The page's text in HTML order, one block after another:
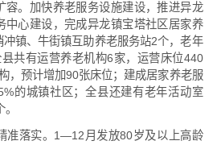
容。加快养老服务设施建设，推进异龙
中心建设，完成异龙镇宝塔社区居家养
镇、牛街镇互助养老服务站2个，老年
共有运营养老机构6家，运营床位440
，预计增加90张床位；建成居家养老服
的城镇社区；全县还建有老年活动室
准落实。1—12月发放80岁及以上高龄